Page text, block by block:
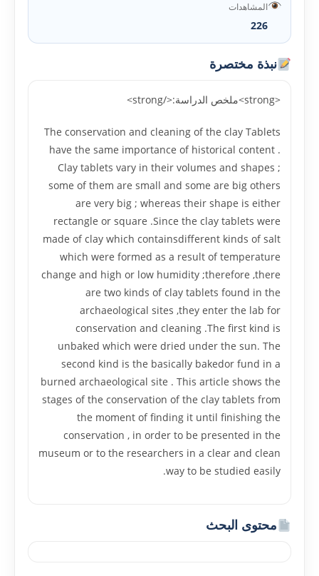
المشاهدات
226
نبذة مختصرة
<strong>ملخص الدراسة:</strong>
The conservation and cleaning of the clay Tablets
have the same importance of historical content .
Clay tablets vary in their volumes and shapes ;
some of them are small and some are big others
are very big ; whereas their shape is either
rectangle or square .Since the clay tablets were
made of clay which containsdifferent kinds of salt
which were formed as a result of temperature
change and high or low humidity ;therefore ,there
are two kinds of clay tablets found in the
archaeological sites ,they enter the lab for
conservation and cleaning .The first kind is
unbaked which were dried under the sun. The
second kind is the basically bakedor fund in a
burned archaeological site . This article shows the
stages of the conservation of the clay tablets from
the moment of finding it until finishing the
conservation , in order to be presented in the
museum or to the researchers in a clear and clean
way to be studied easily.
محتوى البحث